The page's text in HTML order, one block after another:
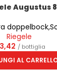
Augustus 8
doppelbock,
Riegele
/ bottiglia
AL